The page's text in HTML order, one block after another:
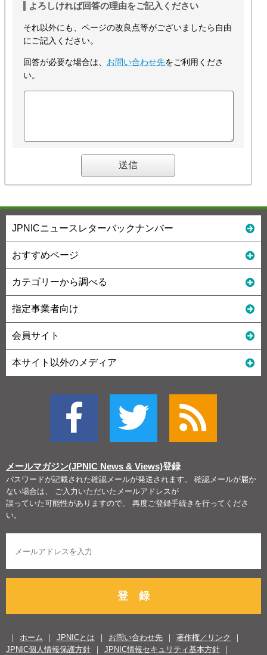
よろしければ回答の理由をご記入ください
それ以外にも、ページの改良点等がございましたら自由
にご記入ください。
回答が必要な場合は、 お問い合わせ先をご利用くださ
い。
JPNICニュースレターバックナンバー
おすすめページ
カテゴリーから調べる
指定事業者向け
会員サイト
本サイト以外のメディア
メールマガジン(JPNIC News & Views)登録
パスワードが記載された確認メールが発送されます。 確認メールが届か
ない場合は、 ご入力いただいたメールアドレスが
誤っていた可能性がありますので、 再度ご登録手続きを行ってくださ
い。
登 録
ホーム JPNICとは お問い合わせ先
著作権／リンク
JPNIC個人情報保護方針
JPNIC情報セキュリティ基本方針